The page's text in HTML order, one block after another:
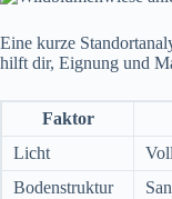
Eine kurze
hilft dir, Eignung und
Faktor
Licht
Bodenstruktur